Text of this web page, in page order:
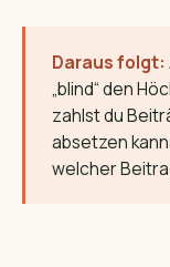
Daraus folgt:
„blind“ den
zahlst du
absetzen
welcher